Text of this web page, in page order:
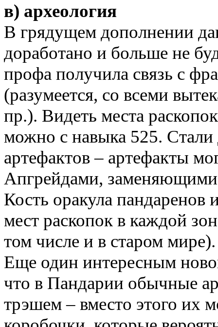
в) археология
В грядущем дополнении
доработано и больше не
профа получила связь с
(разумеется, со всеми
пр.). Видеть места
можно с навыка 525.
артефактов – артефакты
Апгрейдами,
Кость оракула пандаренов
мест раскопок в каждой
том числе и в старом мире).
Еще один интересным
что в Пандарии обычные
трэшем – вместо этого их